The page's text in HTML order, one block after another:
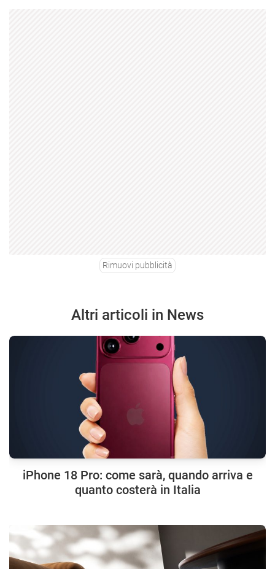
Rimuovi pubblicità
Altri articoli in News
iPhone 18 Pro: come sarà, quando arriva e
quanto costerà in Italia